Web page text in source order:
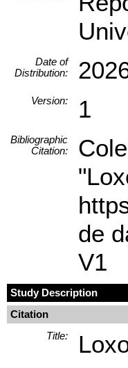
Date of
Distribution:
Version: 1
Bibliographic
Citation:
de
V1
Study Description
Citation
Title: